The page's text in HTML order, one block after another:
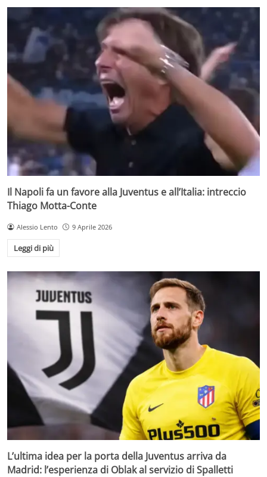
Il Napoli fa un favore alla Juventus e all’Italia: intreccio
Thiago Motta-Conte
Alessio Lento 9 Aprile 2026
Leggi di più
L’ultima idea per la porta della Juventus arriva da
Madrid: l’esperienza di Oblak al servizio di Spalletti